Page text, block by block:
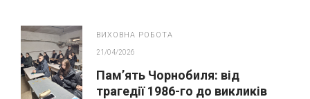
ВИХОВНА РОБОТА
21/04/2026
Пам’ять Чорнобиля: від
трагедії 1986-го до викликів